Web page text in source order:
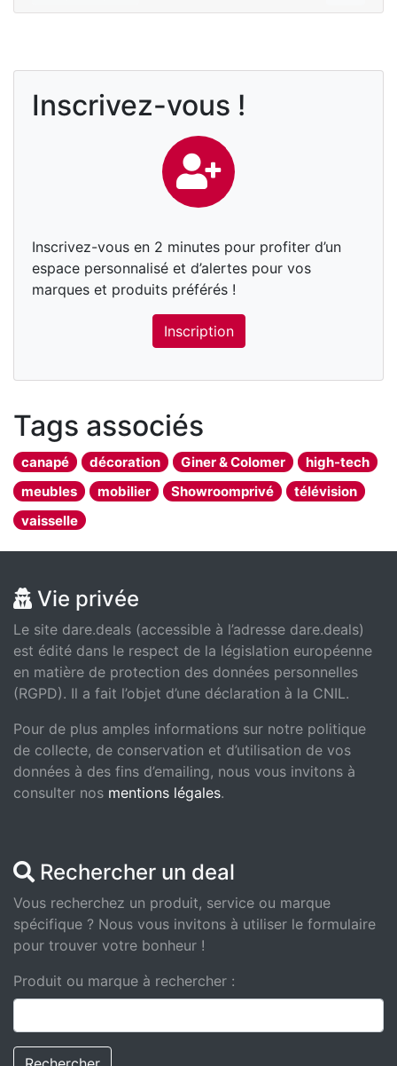
Inscrivez-vous !
Inscrivez-vous en 2 minutes pour profiter d’un
espace personnalisé et d’alertes pour vos
marques et produits préférés !
Inscription
Tags associés
canapé décoration Giner & Colomer
high-tech
meubles
mobilier Showroomprivé
télévision
vaisselle
Vie privée
Le site dare.deals (accessible à l’adresse dare.deals)
est édité dans le respect de la législation européenne
en matière de protection des données personnelles
(RGPD). Il a fait l’objet d’une déclaration à la CNIL.
Pour de plus amples informations sur notre politique
de collecte, de conservation et d’utilisation de vos
données à des fins d’emailing, nous vous invitons à
consulter nos mentions légales.
Rechercher un deal
Vous recherchez un produit, service ou marque
spécifique ? Nous vous invitons à utiliser le formulaire
pour trouver votre bonheur !
Produit ou marque à rechercher :